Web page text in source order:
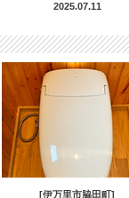
2025.07.11
[伊万里市脇田町]